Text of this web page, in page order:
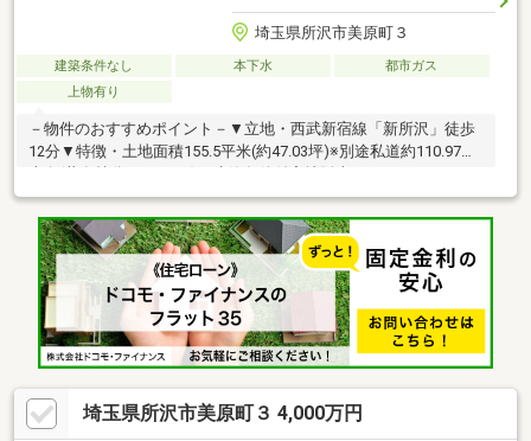
埼玉県所沢市美原町３
建築条件なし 本下水
都市ガス
上物有り
－物件のおすすめポイント－▼立地・西武新宿線「新所沢」徒歩
12分▼特徴・土地面積155.5平米(約47.03坪)※別途私道約110.97平
米有(共有持分64／3357)・建築条件付宅地販売ではないため、お
好みの建築会社等を選択可能・周囲には既に建物があり、近隣状
況等を考慮したプランニングが可能・現況古家有▼周辺環境・コ
ープ新所沢店 徒歩2分(約100m)・所沢市立美原小学校 徒歩9分(約
680m)※容積率は、前面道路幅員により160％に制限されます■ ご
希望の住まい探しをお手伝いします ━━━━━・・・物件の詳
細・ご相談はお気軽にお問い合わせください。
埼玉県所沢市美原町３ 4,000万円